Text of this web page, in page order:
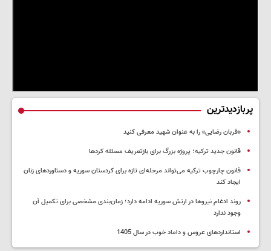
پربازدیدترین
«قربان رضایی» را به عنوان شهید معرفی کنید
قانون جدید ترکیه؛ پروژه بزرگ‌ برای بازتعریف مسئله کردها
قانون چارچوب ترکیه می‌تواند مرحله‌ای تازه برای کردستان سوریه و دستاوردهای زنان
ایجاد کند
روند ادغام نیروها در ارتش سوریه ادامه دارد؛ زمان‌بندی مشخصی برای تکمیل آن
وجود ندارد
استانداردهای عروس و داماد خوب در سال 1405